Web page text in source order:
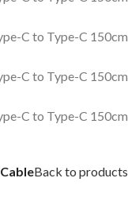
CableBack to products